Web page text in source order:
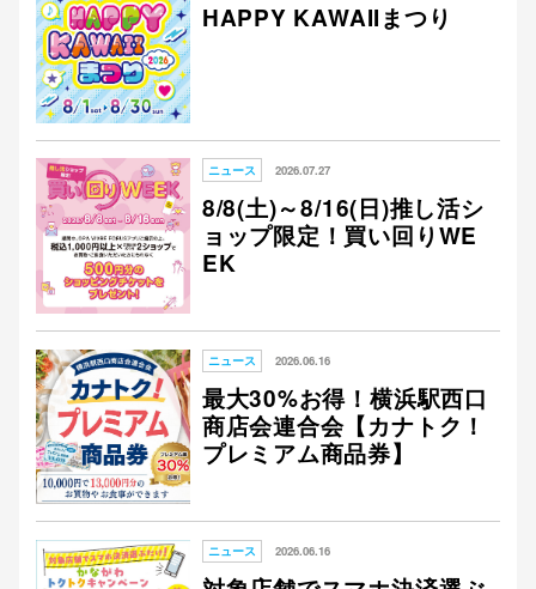
HAPPY KAWAIIまつり
ニュース 2026.07.27
8/8(土)～8/16(日)推し活シ
ョップ限定！買い回りWE
EK
ニュース 2026.06.16
最大30%お得！横浜駅西口
商店会連合会【カナトク！
プレミアム商品券】
ニュース 2026.06.16